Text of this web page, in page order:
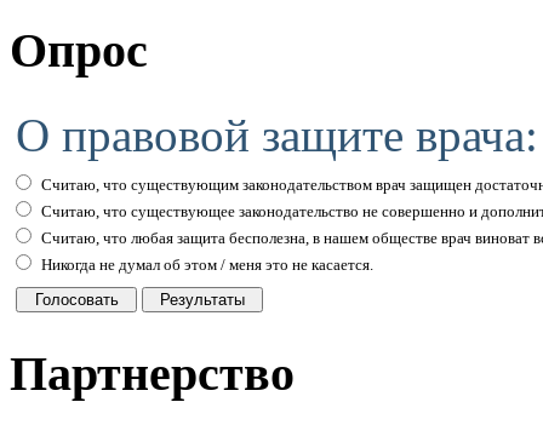
Опрос
О правовой защите врача:
Считаю, что существующим законодательством врач защищен
Считаю, что существующее законодательство не совершенно и
Считаю, что любая защита бесполезна, в нашем обществе врач виноват
Никогда не думал об этом / меня это не касается.
Партнерство